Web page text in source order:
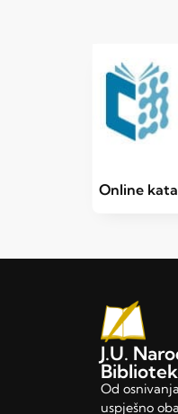
Online
J.U.
Od
uspješno